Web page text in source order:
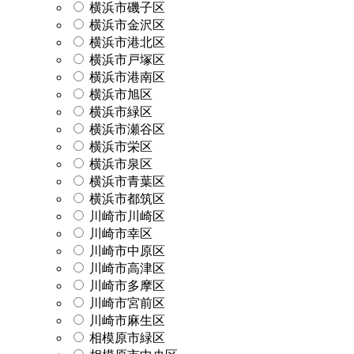
横浜市磯子区
横浜市金沢区
横浜市港北区
横浜市戸塚区
横浜市港南区
横浜市旭区
横浜市緑区
横浜市瀬谷区
横浜市栄区
横浜市泉区
横浜市青葉区
横浜市都筑区
川崎市川崎区
川崎市幸区
川崎市中原区
川崎市高津区
川崎市多摩区
川崎市宮前区
川崎市麻生区
相模原市緑区